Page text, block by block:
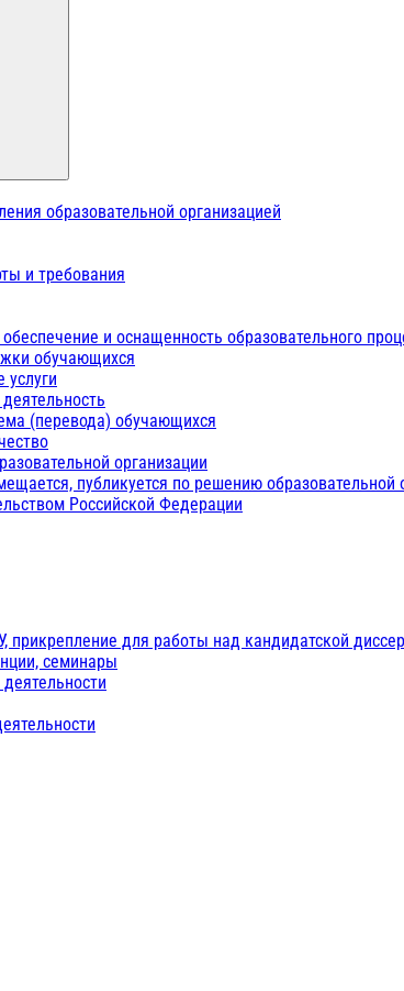
образовательной организацией
и требования
и оснащенность образовательного
обучающихся
(перевода) обучающихся
организации
публикуется по решению
Российской Федерации
прикрепление для работы над кандидатской
семинары